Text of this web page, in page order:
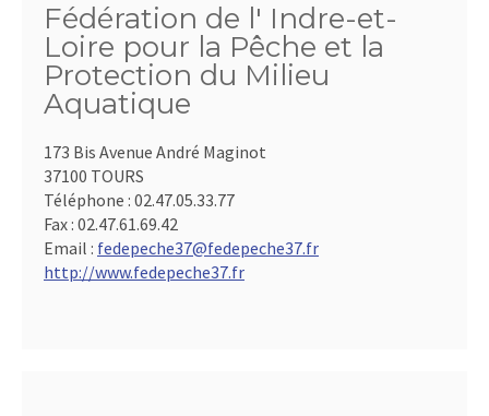
Fédération de l' Indre-et-
Loire pour la Pêche et la
Protection du Milieu
Aquatique
173 Bis Avenue André Maginot
37100 TOURS
Téléphone : 02.47.05.33.77
Fax : 02.47.61.69.42
Email : fedepeche37@fedepeche37.fr
http://www.fedepeche37.fr